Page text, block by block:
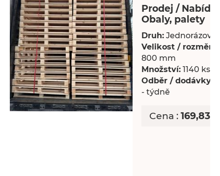
Prodej /
Obaly, palety
Druh: Jednorázové
Velikost / rozměry:
800 mm
Množství: 1140 ks
Odběr / dodávky:
- týdně
Cena : 169,83